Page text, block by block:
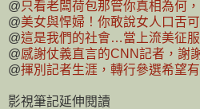
@只看老闆荷包那管你真相為何
@美女與悍婦！你敢說女人口舌可
@這是我們的社會…當上流美征
@感謝仗義直言的CNN記者，謝
@揮別記者生涯，轉行參選希望
影視筆記延伸閱讀